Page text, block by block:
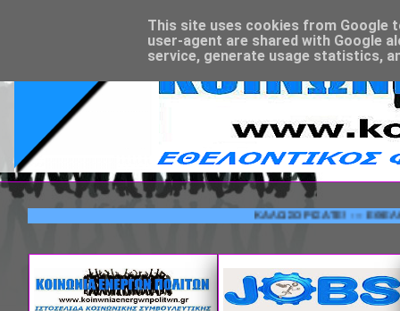
ΚΑΛΩΣΟΡΙΣΑΤΕ! ---
This site uses cookies from Google
user-agent are shared with Google
service, generate usage statistics,